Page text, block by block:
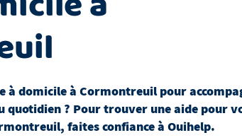
à domicileà Cormontreuilpour
quotidien ? Pour trouver une aide pour
, faites confiance à Ouihelp.